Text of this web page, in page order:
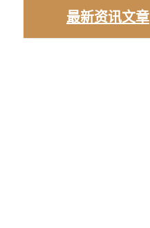
最新资讯文章